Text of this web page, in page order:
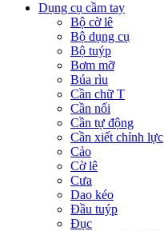
Dụng cụ cầm tay
Bộ cờ lê
Bộ dụng cụ
Bộ tuýp
Bơm mỡ
Búa rìu
Cần chữ T
Cần nối
Cần tự động
Cần xiết chỉnh lực
Cảo
Cờ lê
Cưa
Dao kéo
Đầu tuýp
Đục